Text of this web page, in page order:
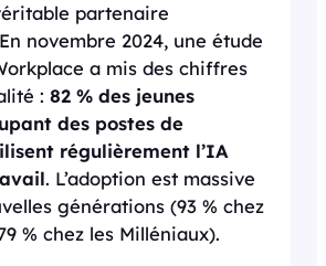
partenaire
novembre 2024, une étude
a mis des chiffres
: 82 % des jeunes
des postes de
régulièrement l’IA
. L’adoption est massive
générations (93 % chez
% chez les Milléniaux).